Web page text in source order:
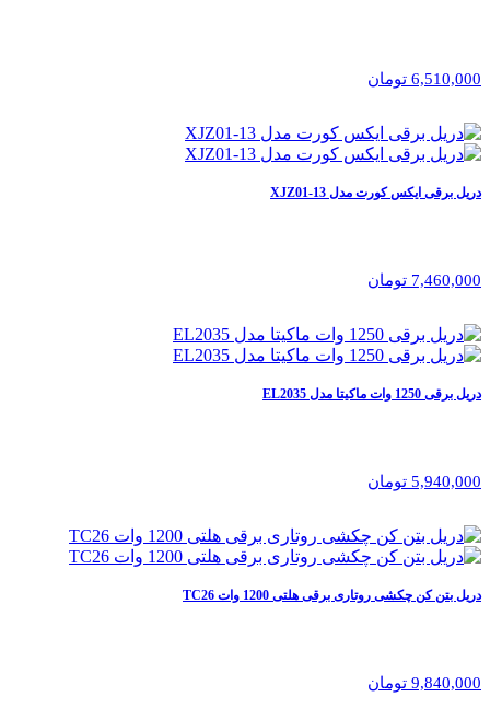
6,510,000 تومان
دریل برقی ایکس کورت مدل XJZ01-13
7,460,000 تومان
دریل برقی 1250 وات ماکیتا مدل EL2035
5,940,000 تومان
دریل بتن‌ کن چکشی روتاری برقی هلتی 1200 وات TC26
9,840,000 تومان